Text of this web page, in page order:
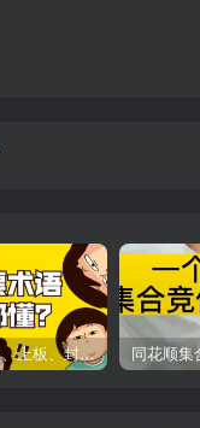
股票打板、上板、封板、翘板、炸板是什么意思？炒股你必须懂的暗语！